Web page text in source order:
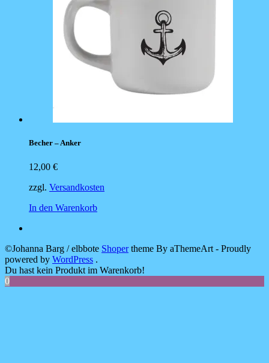
Becher – Anker
12,00 €
zzgl. Versandkosten
In den Warenkorb
©Johanna Barg / elbbote Shopertheme By aThemeArt - Proudly
powered by WordPress .
Du hast kein Produkt im Warenkorb!
0